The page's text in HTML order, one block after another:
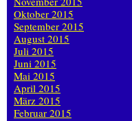
Oktober 2015
September 2015
August 2015
Juli 2015
Juni 2015
Mai 2015
April 2015
März 2015
Februar 2015